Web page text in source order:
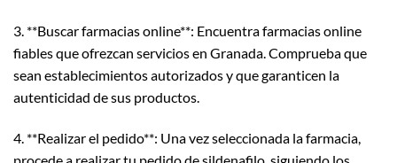
3. **Buscar farmacias online**: Encuentra farmacias online
fiables que ofrezcan servicios en Granada. Comprueba que
sean establecimientos autorizados y que garanticen la
autenticidad de sus productos.
4. **Realizar el pedido**: Una vez seleccionada la farmacia,